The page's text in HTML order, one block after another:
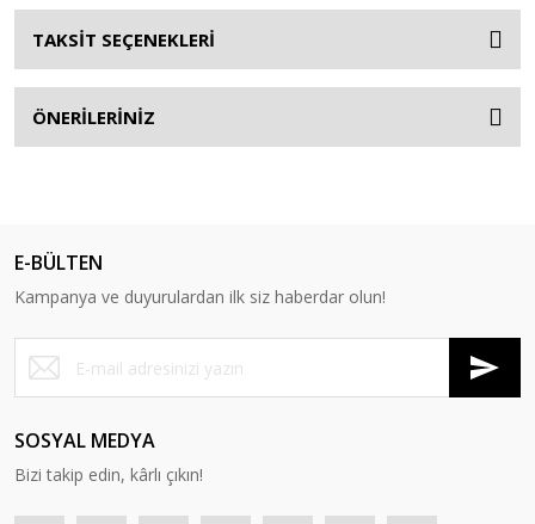
TAKSİT SEÇENEKLERİ
ÖNERİLERİNİZ
E-BÜLTEN
Kampanya ve duyurulardan ilk siz haberdar olun!
SOSYAL MEDYA
Bizi takip edin, kârlı çıkın!